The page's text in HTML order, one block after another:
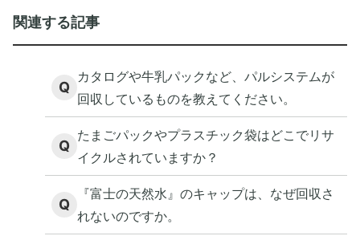
関連する記事
Q
カタログや牛乳パックなど、パルシステムが
回収しているものを教えてください。
Q
たまごパックやプラスチック袋はどこでリサ
イクルされていますか？
Q
『富士の天然水』のキャップは、なぜ回収さ
れないのですか。